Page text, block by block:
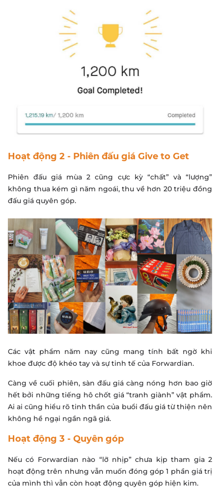
Hoạt động 2 - Phiên đấu giá Give to Get
Phiên đấu giá mùa 2 cũng cực kỳ “chất” và “lượng”
không thua kém gì năm ngoái, thu về hơn 20 triệu đồng
đấu giá quyên góp.
Các vật phẩm năm nay cũng mang tính bất ngờ khi
khoe được độ khéo tay và sự tinh tế của Forwardian.
Càng về cuối phiên, sàn đấu giá càng nóng hơn bao giờ
hết bởi những tiếng hô chốt giá “tranh giành” vật phẩm.
Ai ai cũng hiểu rõ tinh thần của buổi đấu giá từ thiện nên
không hề ngại ngần ngã giá.
Hoạt động 3 - Quyên góp
Nếu có Forwardian nào “lỡ nhịp” chưa kịp tham gia 2
hoạt động trên nhưng vẫn muốn đóng góp 1 phần giá trị
của mình thì vẫn còn hoạt động quyên góp hiện kim.